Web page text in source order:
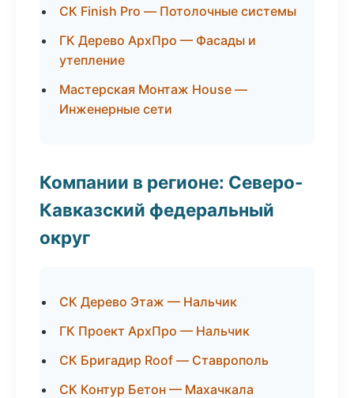
СК Finish Pro — Потолочные системы
ГК Дерево АрхПро — Фасады и
утепление
Мастерская Монтаж House —
Инженерные сети
Компании в регионе: Северо-
Кавказский федеральный
округ
СК Дерево Этаж — Нальчик
ГК Проект АрхПро — Нальчик
СК Бригадир Roof — Ставрополь
СК Контур Бетон — Махачкала